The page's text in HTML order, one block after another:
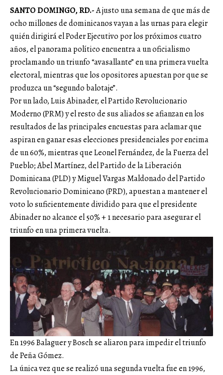
SANTO DOMINGO, RD.-A justo una semana de que más de
ocho millones de dominicanos vayan a las urnas para elegir
quién dirigirá el Poder Ejecutivo por los próximos cuatro
años, el panorama político encuentra a un oficialismo
proclamando un triunfo “avasallante” en una primera vuelta
electoral, mientras que los opositores apuestan por que se
produzca un “segundo balotaje”.
Por un lado, Luis Abinader, el Partido Revolucionario
Moderno (PRM) y el resto de sus aliados se afianzan en los
resultados de las principales encuestas para aclamar que
aspiran en ganar esas elecciones presidenciales por encima
de un 60%, mientras que Leonel Fernández, de la Fuerza del
Pueblo; Abel Martínez, del Partido de la Liberación
Dominicana (PLD) y Miguel Vargas Maldonado del Partido
Revolucionario Dominicano (PRD), apuestan a mantener el
voto lo suficientemente dividido para que el presidente
Abinader no alcance el 50% + 1 necesario para asegurar el
triunfo en una primera vuelta.
En 1996 Balaguer y Bosch se aliaron para impedir el triunfo
de Peña Gómez.
La única vez que se realizó una segunda vuelta fue en 1996,